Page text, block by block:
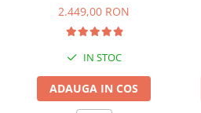
cm, 550 leduri
2.449,00 RON
IN STOC
ADAUGA IN COS